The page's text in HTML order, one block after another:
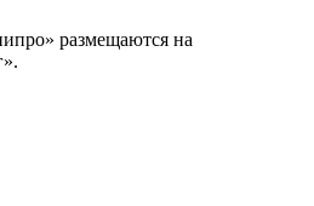
размещаются на